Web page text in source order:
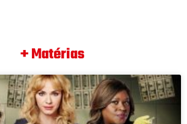
+ Matérias